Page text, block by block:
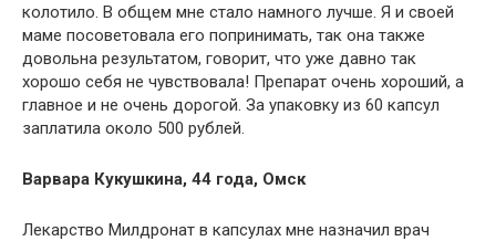
колотило. В общем мне стало намного лучше. Я и своей
маме посоветовала его попринимать, так она также
довольна результатом, говорит, что уже давно так
хорошо себя не чувствовала! Препарат очень хороший, а
главное и не очень дорогой. За упаковку из 60 капсул
заплатила около 500 рублей.
Варвара Кукушкина, 44 года, Омск
Лекарство Милдронат в капсулах мне назначил врач